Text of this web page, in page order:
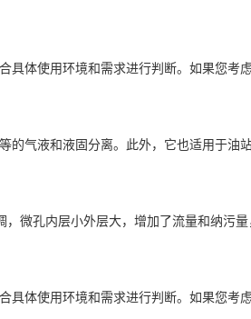
体使用环境和需求进行判断。如果您考
气液和液固分离。此外，它也适用于油
微孔内层小外层大，增加了流量和纳污
体使用环境和需求进行判断。如果您考